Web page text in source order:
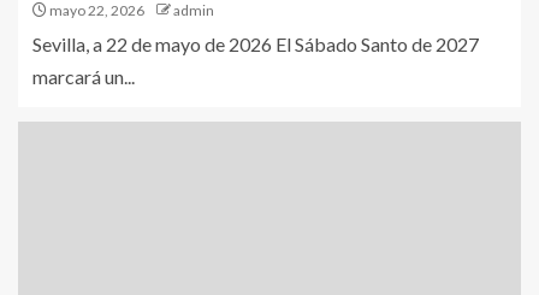
mayo 22, 2026 admin
Sevilla, a 22 de mayo de 2026 El Sábado Santo de 2027
marcará un...